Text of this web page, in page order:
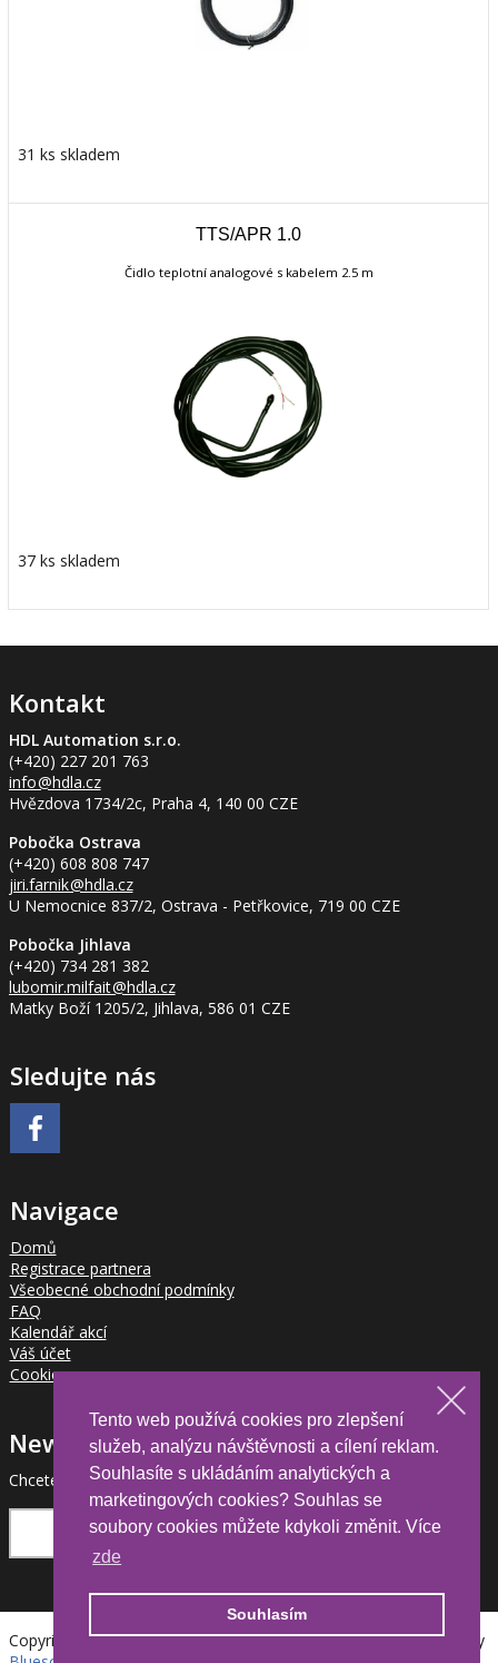
Tento web používá cookies pro zlepšení
služeb, analýzu návštěvnosti a cílení reklam.
Souhlasíte s ukládáním analytických a
marketingových cookies? Souhlas se
soubory cookies můžete kdykoli změnit. Více
zde
Souhlasím
31 ks skladem
TTS/APR 1.0
Čidlo teplotní analogové s kabelem 2.5 m
37 ks skladem
Kontakt
HDL Automation s.r.o.
(+420) 227 201 763
info@hdla.cz
Hvězdova 1734/2c, Praha 4, 140 00 CZE
Pobočka Ostrava
(+420) 608 808 747
jiri.farnik@hdla.cz
U Nemocnice 837/2, Ostrava - Petřkovice, 719 00 CZE
Pobočka Jihlava
(+420) 734 281 382
lubomir.milfait@hdla.cz
Matky Boží 1205/2, Jihlava, 586 01 CZE
Sledujte nás
Navigace
Domů
Registrace partnera
Všeobecné obchodní podmínky
FAQ
Kalendář akcí
Váš účet
Cookies
Newsletter
Chcete být informováni o novinkách pro partnery?
Copyright © 2026 HDL Automation. All rights reserved. | Eshop by